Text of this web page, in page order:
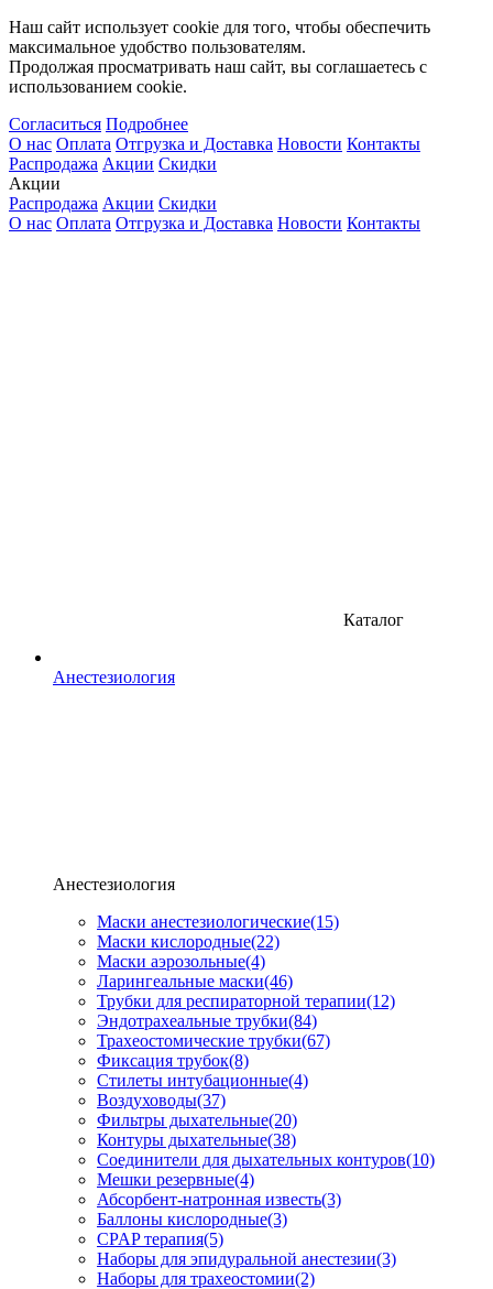
Наш сайт использует cookie для того, чтобы обеспечить
максимальное удобство пользователям.
Продолжая просматривать наш сайт, вы соглашаетесь с
использованием cookie.
Согласиться Подробнее
О нас Оплата Отгрузка и Доставка Новости Контакты
Распродажа Акции Скидки
Акции
Распродажа Акции Скидки
О нас Оплата Отгрузка и Доставка Новости Контакты
Каталог
Анестезиология
Анестезиология
Маски анестезиологические(15)
Маски кислородные(22)
Маски аэрозольные(4)
Ларингеальные маски(46)
Трубки для респираторной терапии(12)
Эндотрахеальные трубки(84)
Трахеостомические трубки(67)
Фиксация трубок(8)
Стилеты интубационные(4)
Воздуховоды(37)
Фильтры дыхательные(20)
Контуры дыхательные(38)
Соединители для дыхательных контуров(10)
Мешки резервные(4)
Абсорбент-натронная известь(3)
Баллоны кислородные(3)
CPAP терапия(5)
Наборы для эпидуральной анестезии(3)
Наборы для трахеостомии(2)